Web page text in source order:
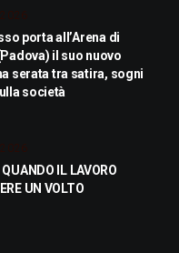
porta all’Arena di
il suo nuovo
serata tra satira, sogni
società
IL LAVORO
UN VOLTO